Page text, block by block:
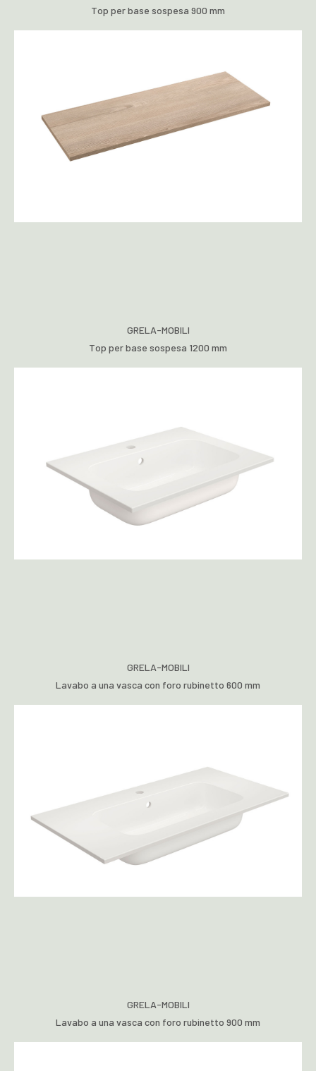
Top per base sospesa 900 mm
GRELA-MOBILI
Top per base sospesa 1200 mm
GRELA-MOBILI
Lavabo a una vasca con foro rubinetto 600 mm
GRELA-MOBILI
Lavabo a una vasca con foro rubinetto 900 mm